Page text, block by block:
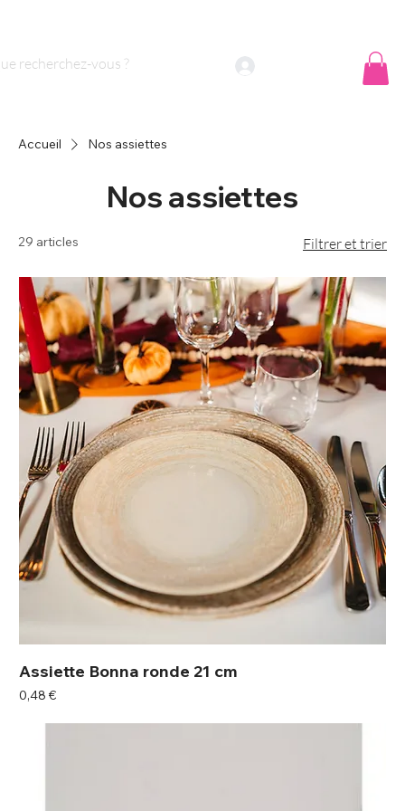
nous ?
Accueil Nos assiettes
Nos assiettes
29 articles Filtrer et trier
Assiette Bonna ronde 21 cm
Prix
0,48 €